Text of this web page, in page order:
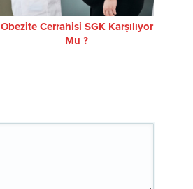
Obezite Cerrahisi SGK Karşılıyor
Mu ?